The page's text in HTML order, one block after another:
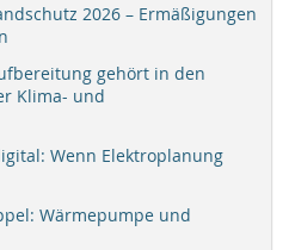
2026 – Ermäßigungen
gehört in den
Klima- und
Wenn Elektroplanung
Wärmepumpe und